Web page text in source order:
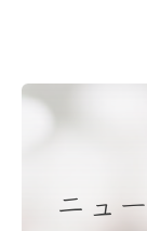
ニュ